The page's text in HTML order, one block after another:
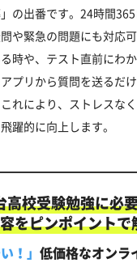
の出番です。24時間
や緊急の問題にも対応可
時や、テスト直前にわ
プリから質問を送るだ
れにより、ストレスな
躍的に向上します。
高校受験勉強に必
をピンポイントで
！」 低価格なオンラ